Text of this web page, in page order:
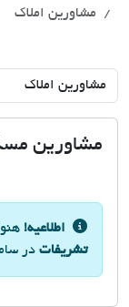
مشاورین املاک
مشاورین
اطلاعیه!
تشریفات در